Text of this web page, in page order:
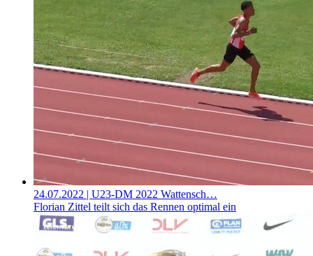
24.07.2022 | U23-DM 2022 Wattensch…
Florian Zittel teilt sich das Rennen optimal ein